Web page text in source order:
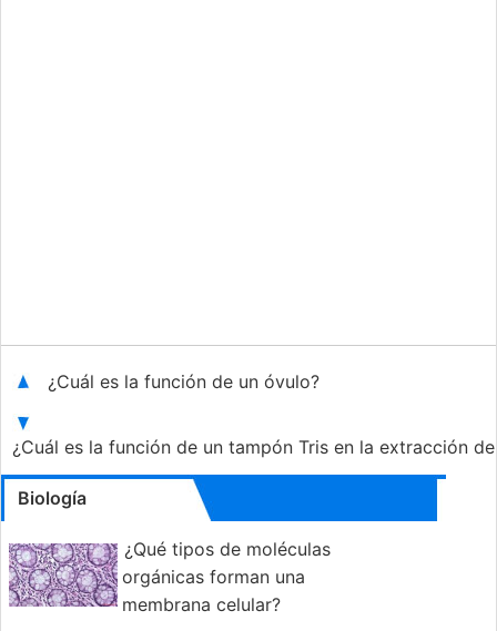
¿Cuál es la función de un óvulo?
¿Cuál es la función de un tampón Tris en la extracción
Biología
¿Qué tipos de moléculas
orgánicas forman una
membrana celular?